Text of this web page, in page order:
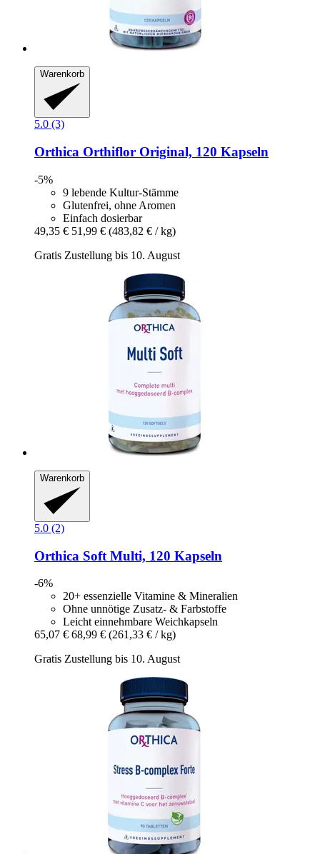
Warenkorb
5.0 (3)
Orthica Orthiflor Original, 120 Kapseln
-5%
9 lebende Kultur‑Stämme
Glutenfrei, ohne Aromen
Einfach dosierbar
49,35 € 51,99 € (483,82 € / kg)
Gratis Zustellung bis 10. August
Warenkorb
5.0 (2)
Orthica Soft Multi, 120 Kapseln
-6%
20+ essenzielle Vitamine & Mineralien
Ohne unnötige Zusatz- & Farbstoffe
Leicht einnehmbare Weichkapseln
65,07 € 68,99 € (261,33 € / kg)
Gratis Zustellung bis 10. August